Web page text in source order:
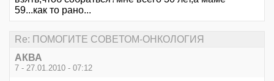
59...как то рано...
Re: ПОМОГИТЕ СОВЕТОМ-ОНКОЛОГИЯ
АКВА
7 - 27.01.2010 - 07:12